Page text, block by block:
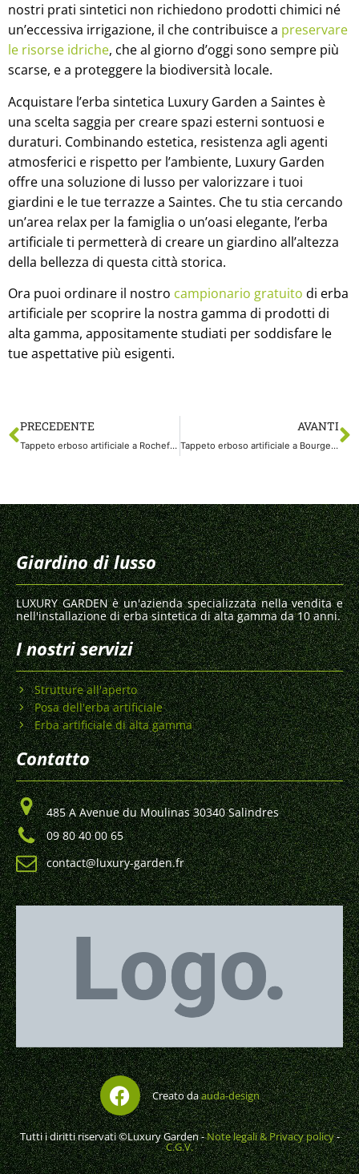
nostri prati sintetici non richiedono prodotti chimici né
un’eccessiva irrigazione, il che contribuisce a preservare
le risorse idriche, che al giorno d’oggi sono sempre più
scarse, e a proteggere la biodiversità locale.
Acquistare l’erba sintetica Luxury Garden a Saintes è
una scelta saggia per creare spazi esterni sontuosi e
duraturi. Combinando estetica, resistenza agli agenti
atmosferici e rispetto per l’ambiente, Luxury Garden
offre una soluzione di lusso per valorizzare i tuoi
giardini e le tue terrazze a Saintes. Che tu stia cercando
un’area relax per la famiglia o un’oasi elegante, l’erba
artificiale ti permetterà di creare un giardino all’altezza
della bellezza di questa città storica.
Ora puoi ordinare il nostro campionario gratuito di erba
artificiale per scoprire la nostra gamma di prodotti di
alta gamma, appositamente studiati per soddisfare le
tue aspettative più esigenti.
PRECEDENTE
Tappeto erboso artificiale a Rochefort: un investimento sostenibile per spazi esterni verdi e spensierati
AVANTI
Tappeto erboso artificiale a Bourges: la chiave per uno spazio esterno bello e spensierato nel cuore del dipartimento di Cher
Giardino di lusso
LUXURY GARDEN è un'azienda specializzata nella vendita e
nell'installazione di erba sintetica di alta gamma da 10 anni.
I nostri servizi
Strutture all'aperto
Posa dell'erba artificiale
Erba artificiale di alta gamma
Contatto
485 A Avenue du Moulinas 30340 Salindres
09 80 40 00 65
contact@luxury-garden.fr
Creato daauda-design
Tutti i diritti riservati ©Luxury Garden -Note legali & Privacy policy-
C.G.V.